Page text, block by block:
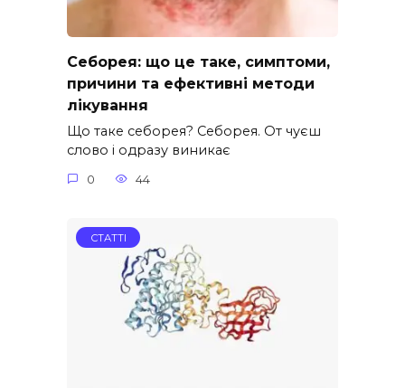
Себорея: що це таке, симптоми,
причини та ефективні методи
лікування
Що таке себорея? Себорея. От чуєш
слово і одразу виникає
0 44
СТАТТІ